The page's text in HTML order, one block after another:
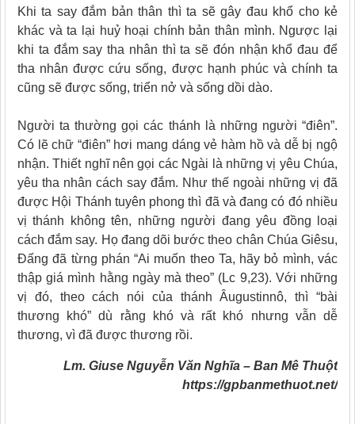
Khi ta say đắm bản thân thì ta sẽ gây đau khổ cho kẻ
khác và ta lại huỷ hoại chính bản thân mình. Ngược lại
khi ta đắm say tha nhân thì ta sẽ đón nhận khổ đau để
tha nhân được cứu sống, được hạnh phúc và chính ta
cũng sẽ được sống, triển nở và sống dồi dào.
Người ta thường gọi các thánh là những người “điên”.
Có lẽ chữ “điên” hơi mang dáng vẻ hàm hồ và dễ bị ngộ
nhận. Thiết nghĩ nên gọi các Ngài là những vị yêu Chúa,
yêu tha nhân cách say đắm. Như thế ngoài những vị đã
được Hội Thánh tuyên phong thì đã và đang có đó nhiều
vị thánh không tên, những người đang yêu đồng loại
cách đắm say. Họ đang dõi bước theo chân Chúa Giêsu,
Đấng đã từng phán “Ai muốn theo Ta, hãy bỏ mình, vác
thập giá mình hằng ngày mà theo” (Lc 9,23). Với những
vị đó, theo cách nói của thánh Âugustinnô, thì “bài
thương khó” dù rằng khó và rất khó nhưng vẫn dễ
thương, vì đã được thương rồi.
Lm. Giuse Nguyễn Văn Nghĩa – Ban Mê Thuột
https://gpbanmethuot.net/